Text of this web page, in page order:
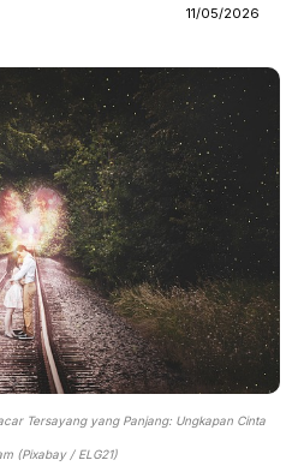
11/05/2026
Tersayang yang Panjang: Ungkapan Cinta
(Pixabay / ELG21)